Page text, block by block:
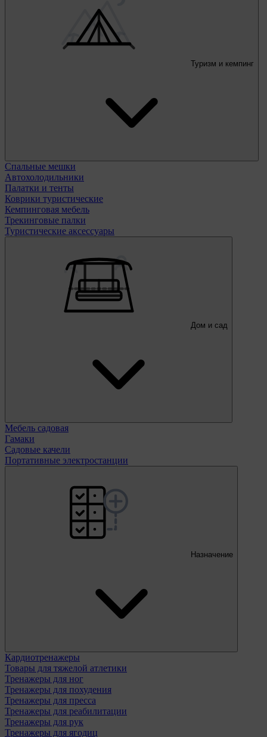
Туризм и кемпинг
Спальные мешки
Автохолодильники
Палатки и тенты
Коврики туристические
Кемпинговая мебель
Трекинговые палки
Туристические аксессуары
Дом и сад
Мебель садовая
Гамаки
Садовые качели
Портативные электростанции
Назначение
Кардиотренажеры
Товары для тяжелой атлетики
Тренажеры для ног
Тренажеры для похудения
Тренажеры для пресса
Тренажеры для реабилитации
Тренажеры для рук
Тренажеры для ягодиц